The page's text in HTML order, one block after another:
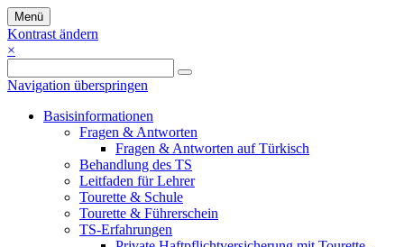
Menü
Kontrast ändern
×
Navigation überspringen
Basisinformationen
Fragen & Antworten
Fragen & Antworten auf Türkisch
Behandlung des TS
Leitfaden für Lehrer
Tourette & Schule
Tourette & Führerschein
TS-Erfahrungen